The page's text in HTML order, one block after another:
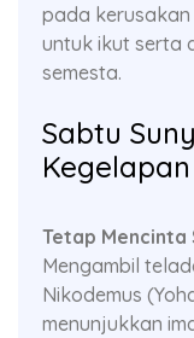
pada kerusakan
untuk ikut serta
semesta.
Sabtu
Kegelapan
Tetap Mencinta
Mengambil
Nikodemus
menunjukkan